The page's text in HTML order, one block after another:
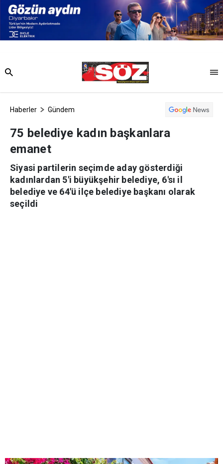
Haberler Gündem
75 belediye kadın başkanlara
emanet
Siyasi partilerin seçimde aday gösterdiği
kadınlardan 5'i büyükşehir belediye, 6'sı il
belediye ve 64'ü ilçe belediye başkanı olarak
seçildi